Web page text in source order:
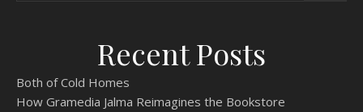
Recent Posts
Both of Cold Homes
How Gramedia Jalma Reimagines the Bookstore